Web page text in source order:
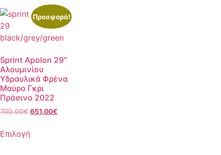
Προσφορά!
Sprint Apolon 29″
Αλουμινίου
Υδραυλικά Φρένα
Μαύρο Γκρι
Πράσινο 2022
700.00€ 651.00€
Επιλογή